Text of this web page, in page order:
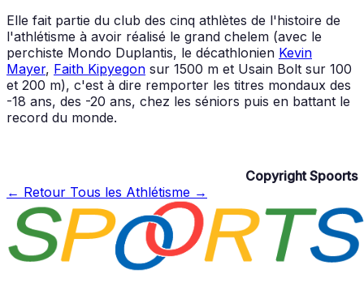
Elle fait partie du club des cinq athlètes de l'histoire de
l'athlétisme à avoir réalisé le grand chelem (avec le
perchiste Mondo Duplantis, le décathlonien Kevin
Mayer, Faith Kipyegon sur 1500 m et Usain Bolt sur 100
et 200 m), c'est à dire remporter les titres mondaux des
-18 ans, des -20 ans, chez les séniors puis en battant le
record du monde.
Copyright Spoorts
← Retour Tous les Athlétisme →